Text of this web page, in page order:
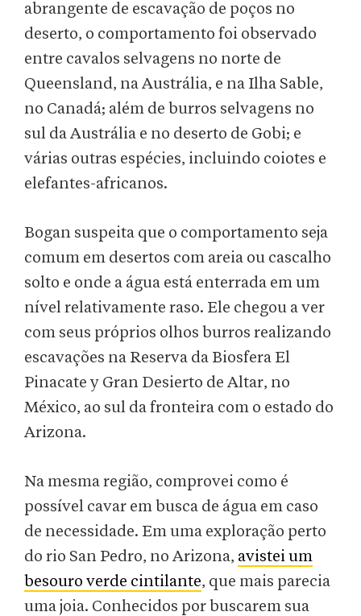
abrangente de escavação de poços no
deserto, o comportamento foi observado
entre cavalos selvagens no norte de
Queensland, na Austrália, e na Ilha Sable,
no Canadá; além de burros selvagens no
sul da Austrália e no deserto de Gobi; e
várias outras espécies, incluindo coiotes e
elefantes-africanos.
Bogan suspeita que o comportamento seja
comum em desertos com areia ou cascalho
solto e onde a água está enterrada em um
nível relativamente raso. Ele chegou a ver
com seus próprios olhos burros realizando
escavações na Reserva da Biosfera El
Pinacate y Gran Desierto de Altar, no
México, ao sul da fronteira com o estado do
Arizona.
Na mesma região, comprovei como é
possível cavar em busca de água em caso
de necessidade. Em uma exploração perto
do rio San Pedro, no Arizona, avistei um
besouro verde cintilante, que mais parecia
uma joia. Conhecidos por buscarem sua